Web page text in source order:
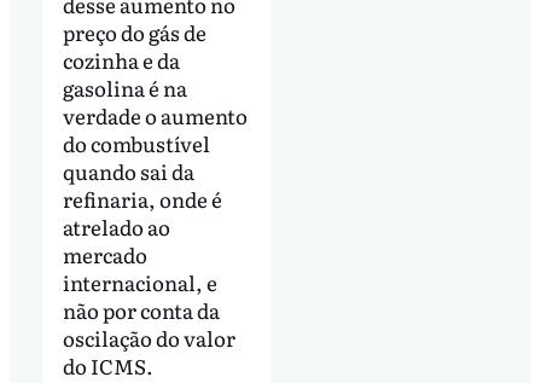
preço do gás de
cozinha e da
gasolina é na
verdade o aumento
do combustível
quando sai da
refinaria, onde é
atrelado ao
mercado
internacional, e
não por conta da
oscilação do valor
do ICMS.